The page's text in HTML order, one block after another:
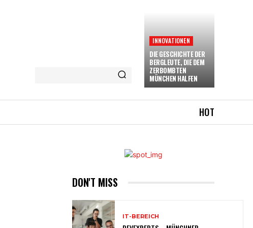
INNOVATIONEN
DIE GESCHICHTE DER
BERGLEUTE, DIE DEM
ZERBOMBTEN
MÜNCHEN HALFEN
HOT
DON'T MISS
IT-BEREICH